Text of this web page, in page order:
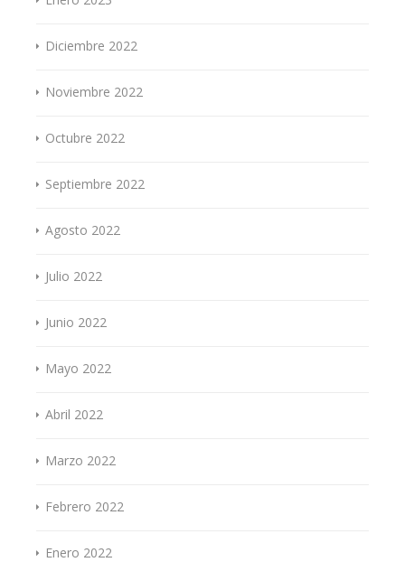
Diciembre 2022
Noviembre 2022
Octubre 2022
Septiembre 2022
Agosto 2022
Julio 2022
Junio 2022
Mayo 2022
Abril 2022
Marzo 2022
Febrero 2022
Enero 2022